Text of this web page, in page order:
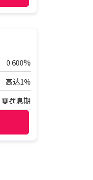
0.600%
高达1%
零罚息期